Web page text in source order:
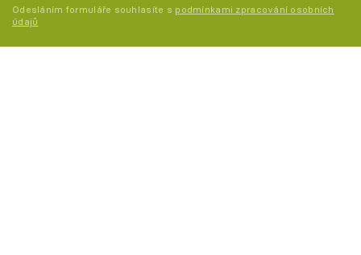
Odesláním formuláře souhlasíte s podmínkami zpracování osobních
údajů